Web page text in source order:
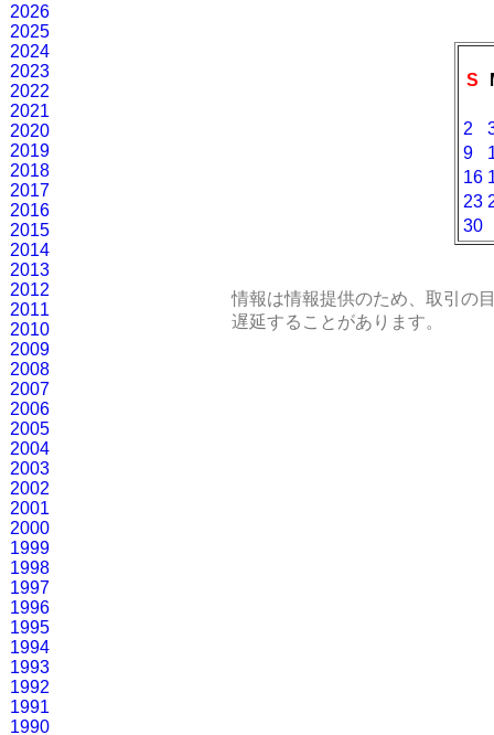
2026
2025
2024
2023
2022
2021
2020
2019
2018
2017
2016
2015
2014
2013
2012
2011
2010
2009
2008
2007
2006
2005
2004
2003
2002
2001
2000
1999
1998
1997
1996
1995
1994
1993
1992
1991
1990
S
2
9
16
23
30
情報は情報提供のため、取引の
遅延することがあります。